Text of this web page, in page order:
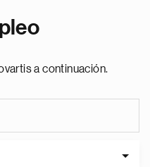
a continuación.